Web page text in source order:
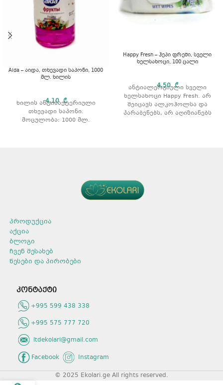
Aida – აიდა, თხევადი საპონი, 1000
მლ. ხილის
4,10₾
ხილის ანტიბაქტერიული
თხევადი საპონი.
მოცულობა: 1000 მლ.
Happy Fresh – ჰეპი ფრეში, სველი
ხელსახოცი, 100 ცალი
4,50₾
ანტიალერგიული სველი
ხელსახოცი Happy Fresh. არ
შეიცავს ალკოჰოლსა და
პარაბენებს, არ აღიზიანებს
პროდუქცია
აქცია
ბლოგი
ჩვენ შესახებ
წესები და პირობები
კონტაქტი
+995 599 438 338
+995 575 777 720
ltdekolari@gmail.com
Facebook
Instagram
© 2025 Ekolari.ge All rights reserved.